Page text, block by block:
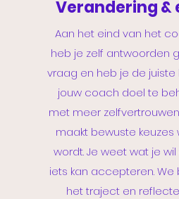
Verandering &
Aan het eind van het
heb je zelf antwoorden
vraag en heb je de
jouw coach doel te
met meer
maakt bewuste keuzes
wordt. Je weet wat je
iets kan accepteren. We
het traject en